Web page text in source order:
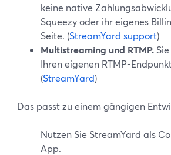
keine native
Squeezy oder ihr eigenes
Seite. (StreamYard support)
Multistreaming und RTMP.
Ihren eigenen RTMP-
(StreamYard)
Das passt zu einem gängigen
Nutzen Sie StreamYard als
App.